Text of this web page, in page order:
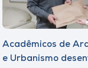
Acadêmicos de
e Urbanismo